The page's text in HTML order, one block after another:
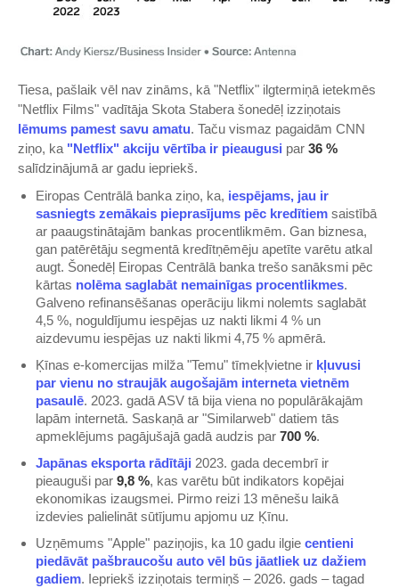
Tiesa, pašlaik vēl nav zināms, kā "Netflix" ilgtermiņā ietekmēs
"Netflix Films" vadītāja Skota Stabera šonedēļ izziņotais
lēmums pamest savu amatu. Taču vismaz pagaidām CNN
ziņo, ka "Netflix" akciju vērtība ir pieaugusi par 36 %
salīdzinājumā ar gadu iepriekš.
Eiropas Centrālā banka ziņo, ka, iespējams, jau ir
sasniegts zemākais pieprasījums pēc kredītiem saistībā
ar paaugstinātajām bankas procentlikmēm. Gan biznesa,
gan patērētāju segmentā kredītņēmēju apetīte varētu atkal
augt. Šonedēļ Eiropas Centrālā banka trešo sanāksmi pēc
kārtas nolēma saglabāt nemainīgas procentlikmes.
Galveno refinansēšanas operāciju likmi nolemts saglabāt
4,5 %, noguldījumu iespējas uz nakti likmi 4 % un
aizdevumu iespējas uz nakti likmi 4,75 % apmērā.
Ķīnas e-komercijas milža "Temu" tīmekļvietne ir kļuvusi
par vienu no straujāk augošajām interneta vietnēm
pasaulē. 2023. gadā ASV tā bija viena no populārākajām
lapām internetā. Saskaņā ar "Similarweb" datiem tās
apmeklējums pagājušajā gadā audzis par 700 %.
Japānas eksporta rādītāji 2023. gada decembrī ir
pieauguši par 9,8 %, kas varētu būt indikators kopējai
ekonomikas izaugsmei. Pirmo reizi 13 mēnešu laikā
izdevies palielināt sūtījumu apjomu uz Ķīnu.
Uzņēmums "Apple" paziņojis, ka 10 gadu ilgie centieni
piedāvāt pašbraucošu auto vēl būs jāatliek uz dažiem
gadiem. Iepriekš izziņotais termiņš – 2026. gads – tagad